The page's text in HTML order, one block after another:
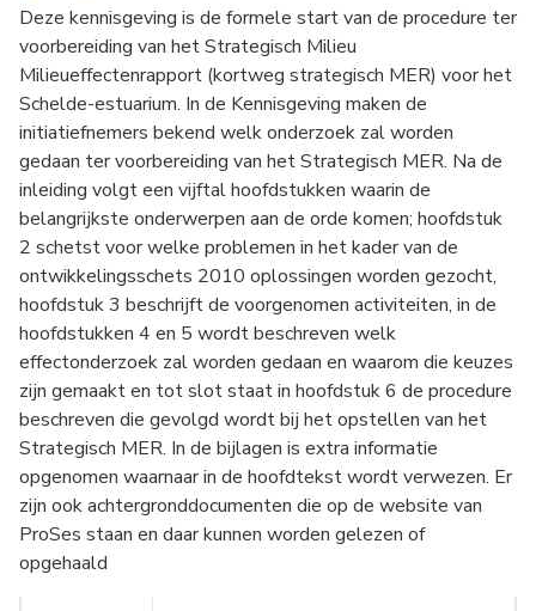
Deze kennisgeving is de formele start van de procedure ter
voorbereiding van het Strategisch Milieu
Milieueffectenrapport (kortweg strategisch MER) voor het
Schelde-estuarium. In de Kennisgeving maken de
initiatiefnemers bekend welk onderzoek zal worden
gedaan ter voorbereiding van het Strategisch MER. Na de
inleiding volgt een vijftal hoofdstukken waarin de
belangrijkste onderwerpen aan de orde komen; hoofdstuk
2 schetst voor welke problemen in het kader van de
ontwikkelingsschets 2010 oplossingen worden gezocht,
hoofdstuk 3 beschrijft de voorgenomen activiteiten, in de
hoofdstukken 4 en 5 wordt beschreven welk
effectonderzoek zal worden gedaan en waarom die keuzes
zijn gemaakt en tot slot staat in hoofdstuk 6 de procedure
beschreven die gevolgd wordt bij het opstellen van het
Strategisch MER. In de bijlagen is extra informatie
opgenomen waarnaar in de hoofdtekst wordt verwezen. Er
zijn ook achtergronddocumenten die op de website van
ProSes staan en daar kunnen worden gelezen of
opgehaald